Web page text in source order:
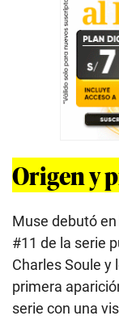
Origen y
Muse debutó
#11 de la serie
Charles Soule y
primera
serie con una